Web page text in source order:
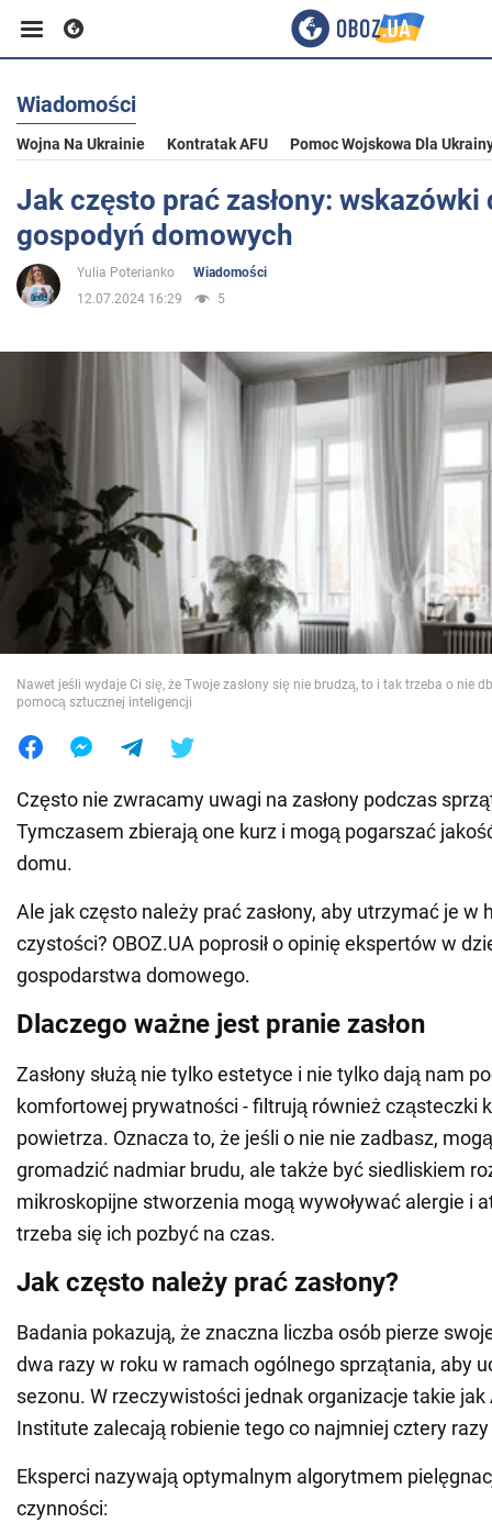
Biznes
Sport
Rozrywka
Społeczeństwo
Wojna na Ukrainie
Świat
Jedzenie
Wiadomości
Wojna Na Ukrainie Kontratak AFU Pomoc Wojskowa Dla
Jak często prać zasłony: wskazówki
gospodyń domowych
Yulia Poterianko
Wiadomości
12.07.2024 16:29
5
Nawet jeśli wydaje Ci się, że Twoje zasłony się nie brudzą, to i tak trzeba o nie
pomocą sztucznej inteligencji
Często nie zwracamy uwagi na zasłony podczas
Tymczasem zbierają one kurz i mogą pogarszać
domu.
Ale jak często należy prać zasłony, aby utrzymać je w
czystości? OBOZ.UA poprosił o opinię ekspertów w
gospodarstwa domowego.
Dlaczego ważne jest pranie zasłon
Zasłony służą nie tylko estetyce i nie tylko dają nam
komfortowej prywatności - filtrują również cząsteczki
powietrza. Oznacza to, że jeśli o nie nie zadbasz,
gromadzić nadmiar brudu, ale także być siedliskiem
mikroskopijne stworzenia mogą wywoływać alergie i
trzeba się ich pozbyć na czas.
Jak często należy prać zasłony?
Badania pokazują, że znaczna liczba osób pierze
dwa razy w roku w ramach ogólnego sprzątania, aby
sezonu. W rzeczywistości jednak organizacje takie
Institute zalecają robienie tego co najmniej cztery
Eksperci nazywają optymalnym algorytmem
czynności: